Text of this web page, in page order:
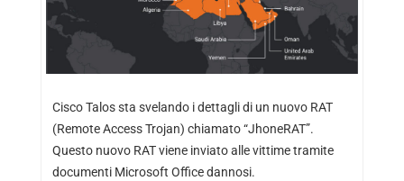
Cisco Talos sta svelando i dettagli di un nuovo RAT
(Remote Access Trojan) chiamato “JhoneRAT”.
Questo nuovo RAT viene inviato alle vittime tramite
documenti Microsoft Office dannosi.